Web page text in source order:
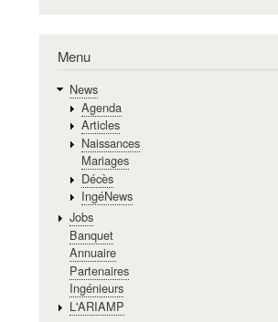
Menu
News
Agenda
Articles
Naissances
Mariages
Décès
IngéNews
Jobs
Banquet
Annuaire
Partenaires
Ingénieurs
L'ARIAMP